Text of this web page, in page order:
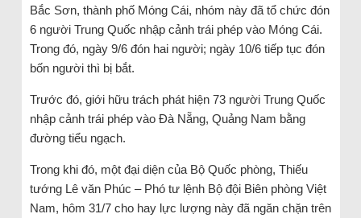
Bắc Sơn, thành phố Móng Cái, nhóm này đã tổ chức đón
6 người Trung Quốc nhập cảnh trái phép vào Móng Cái.
Trong đó, ngày 9/6 đón hai người; ngày 10/6 tiếp tục đón
bốn người thì bị bắt.
Trước đó, giới hữu trách phát hiện 73 người Trung Quốc
nhập cảnh trái phép vào Đà Nẵng, Quảng Nam bằng
đường tiểu ngạch.
Trong khi đó, một đại diện của Bộ Quốc phòng, Thiếu
tướng Lê văn Phúc – Phó tư lệnh Bộ đội Biên phòng Việt
Nam, hôm 31/7 cho hay lực lượng này đã ngăn chặn trên